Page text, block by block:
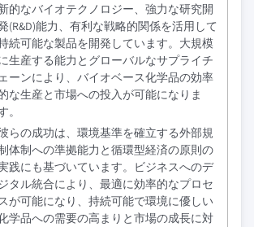
的なバイオテクノロジー、強力な研究開
(R&D)能力、有利な戦略的関係を活用して
続可能な製品を開発しています。大規模
生産する能力とグローバルなサプライチ
ェーンにより、バイオベース化学品の効率
な生産と市場への投入が可能になりま
。
らの成功は、環境基準を確立する外部規
体制への準拠能力と循環型経済の原則の
践にも基づいています。ビジネスへのデ
タル統合により、最適に効率的なプロセ
が可能になり、持続可能で環境に優しい
学品への需要の高まりと市場の成長に対